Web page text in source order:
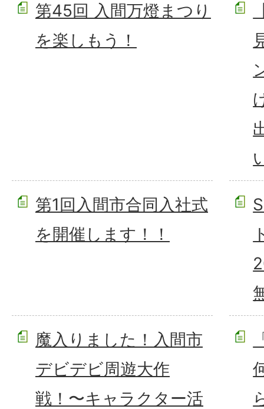
第45回 入間万燈まつり
を楽しもう！
第1回入間市合同入社式
を開催します！！
魔入りました！入間市
デビデビ周遊大作
戦！〜キャラクター活